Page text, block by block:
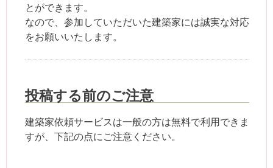
とができます。
なので、参加していただいた建築家には誠実な対応
をお願いいたします。
投稿する前のご注意
建築家依頼サービスは一般の方は無料で利用できま
すが、下記の点にご注意ください。